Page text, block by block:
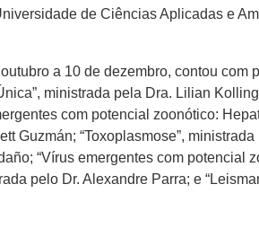
de Ciências Aplicadas e
a 10 de dezembro, contou
ministrada pela Dra. Lilian
com potencial zoonótico:
Guzmán; “Toxoplasmose”,
“Vírus emergentes com potencial
pelo Dr. Alexandre Parra; e